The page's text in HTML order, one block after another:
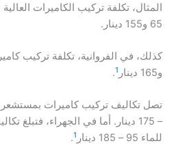
المثال، تكلفة تركيب الكاميرات
65 و155 دينار.
و165 دينار
1
.
– 175 دينار. أما في الجهراء،
للماء 95 – 185 دينار
1
.